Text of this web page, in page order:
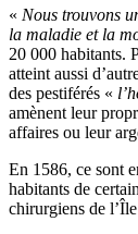
« Nous trouvons
la maladie et la
20 000 habitants.
atteint aussi
des pestiférés «
amènent leur
affaires ou leur
En 1586, ce sont
habitants de
chirurgiens de